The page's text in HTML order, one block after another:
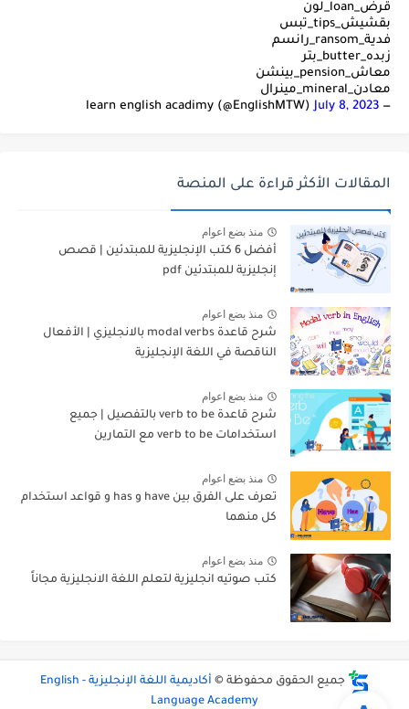
قرض_loan_لون
بقشيش_tips_تبس
فدية_ransom_رانسم
زبده_butter_بتر
معاش_pension_بينشن
معادن_mineral_مينرال
— learn english acadimy (@EnglishMTW)
July 8, 2023
المقالات الأكثر قراءة على المنصة
منذ بضع اعوام
أفضل 6 كتب الإنجليزية للمبتدئين | قصص
إنجليزية للمبتدئين pdf
منذ بضع اعوام
شرح قاعدة modal verbs بالانجليزي | الأفعال
الناقصة في اللغة الإنجليزية
منذ بضع اعوام
شرح قاعدة verb to be بالتفصيل | جميع
استخدامات verb to be مع التمارين
منذ بضع اعوام
تعرف على الفرق بين have و has و قواعد استخدام
كل منهما
منذ بضع اعوام
كتب صوتيه انجليزية لتعلم اللغة الانجليزية مجاناً
جميع الحقوق محفوظة ©
أكاديمية اللغة الإنجليزية - English
Language Academy